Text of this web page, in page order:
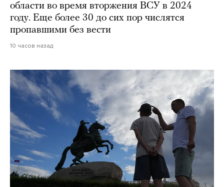
области во время вторжения ВСУ в 2024
году. Еще более 30 до сих пор числятся
пропавшими без вести
10 часов назад